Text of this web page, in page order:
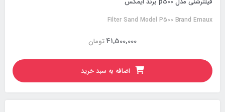
Filter Sand Model P500 Brand Emaux
تومان41,500,000
اضافه به سبد خرید